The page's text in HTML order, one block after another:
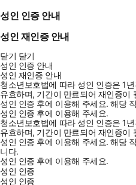
성인 인증 안내
성인 재인증 안내
닫기 닫기
성인 인증 안내
성인 재인증 안내
청소년보호법에 따라 성인 인증은 1
유효하며, 기간이 만료되어 재인증이
성인 인증 후에 이용해 주세요.해당
성인 인증 후에 이용해 주세요.
청소년보호법에 따라 성인 인증은 1
유효하며, 기간이 만료되어 재인증이
성인 인증 후에 이용해 주세요.해당
니다.
성인 인증 후에 이용해 주세요.
성인 인증
성인 인증